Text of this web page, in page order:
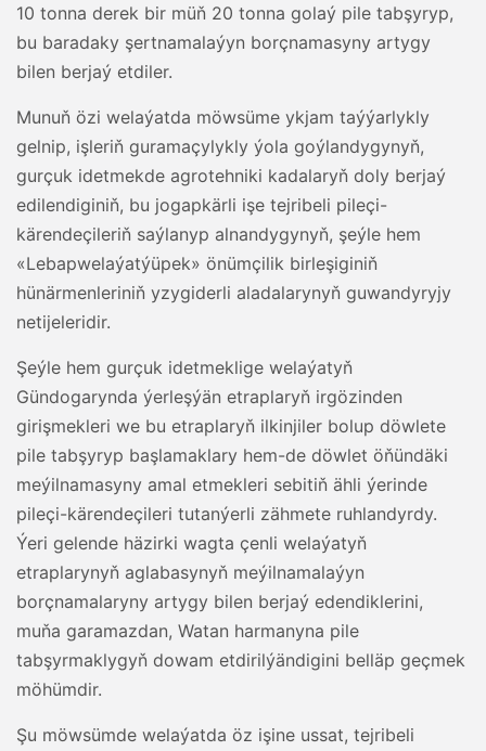
10 tonna derek bir müň 20 tonna golaý pile tabşyryp,
bu baradaky şertnamalaýyn borçnamasyny artygy
bilen berjaý etdiler.
Munuň özi welaýatda möwsüme ykjam taýýarlykly
gelnip, işleriň guramaçylykly ýola goýlandygynyň,
gurçuk idetmekde agrotehniki kadalaryň doly berjaý
edilendiginiň, bu jogapkärli işe tejribeli pileçi-
kärendeçileriň saýlanyp alnandygynyň, şeýle hem
«Lebapwelaýatýüpek» önümçilik birleşiginiň
hünärmenleriniň yzygiderli aladalarynyň guwandyryjy
netijeleridir.
Şeýle hem gurçuk idetmeklige welaýatyň
Gündogarynda ýerleşýän etraplaryň irgözinden
girişmekleri we bu etraplaryň ilkinjiler bolup döwlete
pile tabşyryp başlamaklary hem-de döwlet öňündäki
meýilnamasyny amal etmekleri sebitiň ähli ýerinde
pileçi-kärendeçileri tutanýerli zähmete ruhlandyrdy.
Ýeri gelende häzirki wagta çenli welaýatyň
etraplarynyň aglabasynyň meýilnamalaýyn
borçnamalaryny artygy bilen berjaý edendiklerini,
muňa garamazdan, Watan harmanyna pile
tabşyrmaklygyň dowam etdirilýändigini belläp geçmek
möhümdir.
Şu möwsümde welaýatda öz işine ussat, tejribeli